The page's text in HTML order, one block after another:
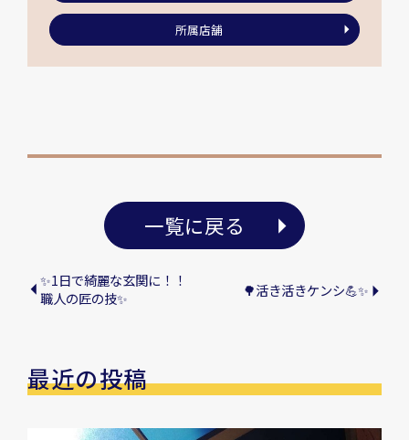
所属店舗
一覧に戻る
✨1日で綺麗な玄関に！！
職人の匠の技✨
🌳活き活きケンシ💪✨
最近の投稿